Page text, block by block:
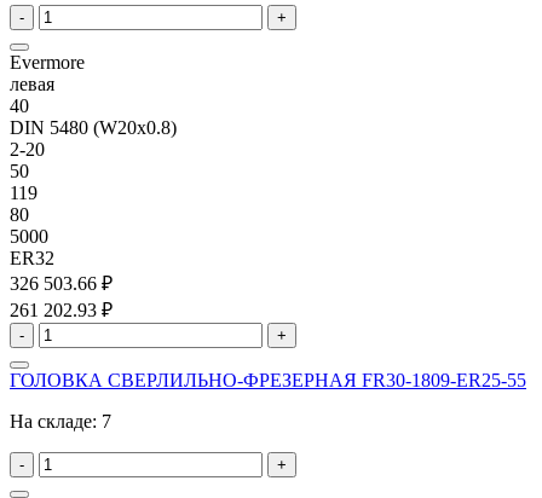
- +
Evermore
левая
40
DIN 5480 (W20x0.8)
2-20
50
119
80
5000
ER32
326 503.66 ₽
261 202.93 ₽
- +
ГОЛОВКА СВЕРЛИЛЬНО-ФРЕЗЕРНАЯ FR30-1809-ER25-55
На складе: 7
- +